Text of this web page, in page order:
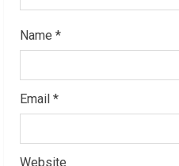
Name *
Email *
Website